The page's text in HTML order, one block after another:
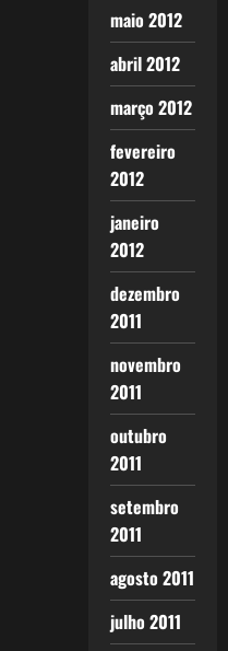
maio 2012
abril 2012
março 2012
fevereiro
2012
janeiro
2012
dezembro
2011
novembro
2011
outubro
2011
setembro
2011
agosto 2011
julho 2011